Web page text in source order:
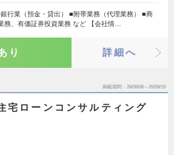
銀行業（預金・貸出） ■附帯業務（代理業務） ■商
務、有価証券投資業務 など 【会社情…
り 詳細へ
掲載期間 26/08/06～26/08/19
宅ローンコンサルティング